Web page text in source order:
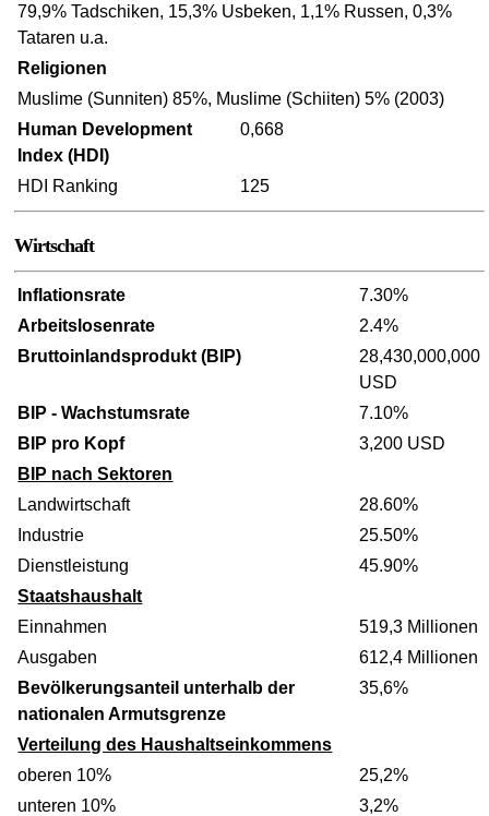
79,9% Tadschiken, 15,3% Usbeken, 1,1% Russen, 0,3%
Tataren u.a.
Religionen
Muslime (Sunniten) 85%, Muslime (Schiiten) 5% (2003)
Human Development
Index (HDI)
0,668
HDI Ranking 125
Wirtschaft
Inflationsrate
7.30%
Arbeitslosenrate
2.4%
Bruttoinlandsprodukt (BIP)
28,430,000,000
USD
BIP - Wachstumsrate
7.10%
BIP pro Kopf
3,200 USD
BIP nach Sektoren
Landwirtschaft
28.60%
Industrie
25.50%
Dienstleistung
45.90%
Staatshaushalt
Einnahmen
519,3 Millionen
Ausgaben
612,4 Millionen
Bevölkerungsanteil unterhalb der
nationalen Armutsgrenze
35,6%
Verteilung des Haushaltseinkommens
oberen 10%
25,2%
unteren 10%
3,2%